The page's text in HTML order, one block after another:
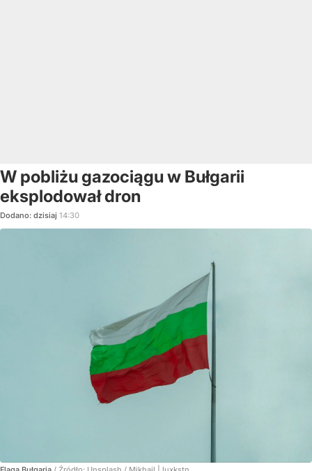
W pobliżu gazociągu w Bułgarii
eksplodował dron
Dodano: dzisiaj 14:30